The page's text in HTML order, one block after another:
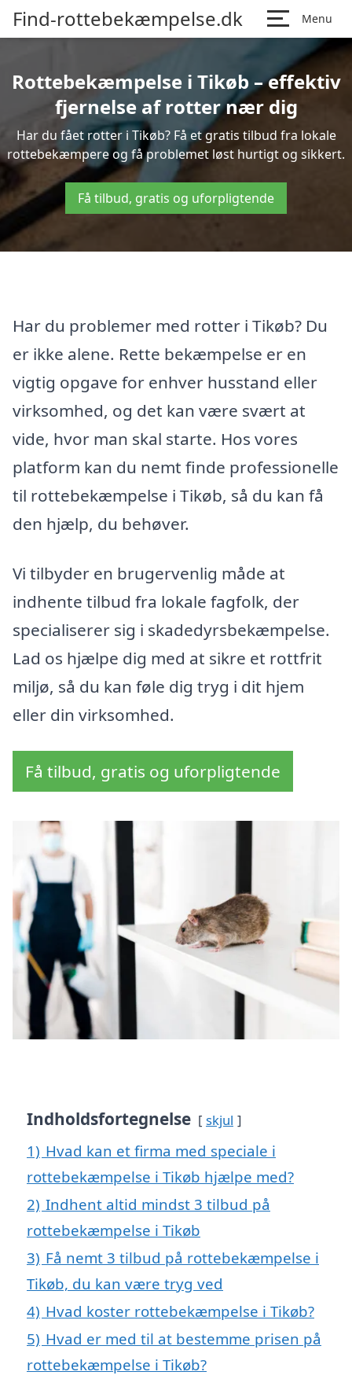
Find-rottebekæmpelse.dk Menu
Rottebekæmpelse i Tikøb – effektiv
fjernelse af rotter nær dig
Har du fået rotter i Tikøb? Få et gratis tilbud fra lokale
rottebekæmpere og få problemet løst hurtigt og sikkert.
Få tilbud, gratis og uforpligtende
Har du problemer med rotter i Tikøb? Du
er ikke alene. Rette bekæmpelse er en
vigtig opgave for enhver husstand eller
virksomhed, og det kan være svært at
vide, hvor man skal starte. Hos vores
platform kan du nemt finde professionelle
til rottebekæmpelse i Tikøb, så du kan få
den hjælp, du behøver.
Vi tilbyder en brugervenlig måde at
indhente tilbud fra lokale fagfolk, der
specialiserer sig i skadedyrsbekæmpelse.
Lad os hjælpe dig med at sikre et rottfrit
miljø, så du kan føle dig tryg i dit hjem
eller din virksomhed.
Få tilbud, gratis og uforpligtende
Indholdsfortegnelse skjul
1) Hvad kan et firma med speciale i
rottebekæmpelse i Tikøb hjælpe med?
2) Indhent altid mindst 3 tilbud på
rottebekæmpelse i Tikøb
3) Få nemt 3 tilbud på rottebekæmpelse i
Tikøb, du kan være tryg ved
4) Hvad koster rottebekæmpelse i Tikøb?
5) Hvad er med til at bestemme prisen på
rottebekæmpelse i Tikøb?